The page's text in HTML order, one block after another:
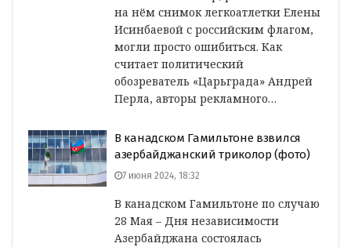
на нём снимок легкоатлетки Елены
Исинбаевой с российским флагом,
могли просто ошибиться. Как
считает политический
обозреватель «Царьграда» Андрей
Перла, авторы рекламного…
В канадском Гамильтоне взвился
азербайджанский триколор (фото)
7 июня 2024, 18:32
В канадском Гамильтоне по случаю
28 Мая – Дня независимости
Азербайджана состоялась